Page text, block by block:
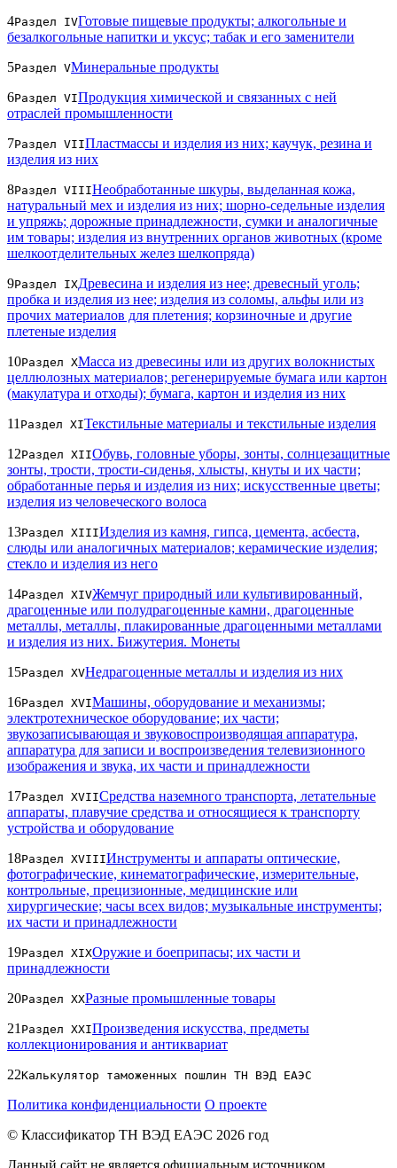
4Раздел IVГотовые пищевые продукты; алкогольные и
безалкогольные напитки и уксус; табак и его заменители
5Раздел VМинеральные продукты
6Раздел VIПродукция химической и связанных с ней
отраслей промышленности
7Раздел VIIПластмассы и изделия из них; каучук, резина и
изделия из них
8Раздел VIIIНеобработанные шкуры, выделанная кожа,
натуральный мех и изделия из них; шорно-седельные изделия
и упряжь; дорожные принадлежности, сумки и аналогичные
им товары; изделия из внутренних органов животных (кроме
шелкоотделительных желез шелкопряда)
9Раздел IXДревесина и изделия из нее; древесный уголь;
пробка и изделия из нее; изделия из соломы, альфы или из
прочих материалов для плетения; корзиночные и другие
плетеные изделия
10Раздел XМасса из древесины или из других волокнистых
целлюлозных материалов; регенерируемые бумага или картон
(макулатура и отходы); бумага, картон и изделия из них
11 Раздел XIТекстильные материалы и текстильные изделия
12Раздел XIIОбувь, головные уборы, зонты, солнцезащитные
зонты, трости, трости-сиденья, хлысты, кнуты и их части;
обработанные перья и изделия из них; искусственные цветы;
изделия из человеческого волоса
13Раздел XIIIИзделия из камня, гипса, цемента, асбеста,
слюды или аналогичных материалов; керамические изделия;
стекло и изделия из него
14Раздел XIVЖемчуг природный или культивированный,
драгоценные или полудрагоценные камни, драгоценные
металлы, металлы, плакированные драгоценными металлами
и изделия из них. Бижутерия. Монеты
15Раздел XVНедрагоценные металлы и изделия из них
16Раздел XVIМашины, оборудование и механизмы;
электротехническое оборудование; их части;
звукозаписывающая и звуковоспроизводящая аппаратура,
аппаратура для записи и воспроизведения телевизионного
изображения и звука, их части и принадлежности
17Раздел XVIIСредства наземного транспорта, летательные
аппараты, плавучие средства и относящиеся к транспорту
устройства и оборудование
18Раздел XVIIIИнструменты и аппараты оптические,
фотографические, кинематографические, измерительные,
контрольные, прецизионные, медицинские или
хирургические; часы всех видов; музыкальные инструменты;
их части и принадлежности
19Раздел XIXОружие и боеприпасы; их части и
принадлежности
20Раздел XXРазные промышленные товары
21 Раздел XXIПроизведения искусства, предметы
коллекционирования и антиквариат
22Калькулятор таможенных пошлин ТН ВЭД ЕАЭС
Политика конфиденциальности О проекте
© Классификатор ТН ВЭД ЕАЭС 2026 год
Данный сайт не является официальным источником